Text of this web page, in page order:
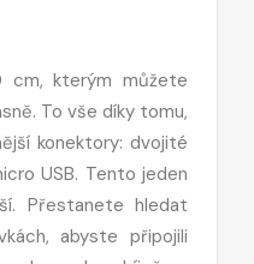
cm, kterým můžete
To vše díky tomu,
konektory: dvojité
USB. Tento jeden
Přestanete hledat
abyste připojili